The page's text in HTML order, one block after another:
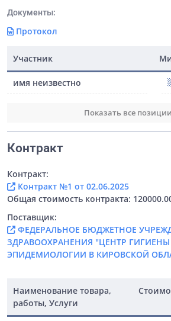
Документы:
Протокол
Участник
имя неизвестно
Показать все позиции
Контракт
Контракт:
Контракт №1 от 02.06.2025
Общая стоимость контракта:
Поставщик:
ФЕДЕРАЛЬНОЕ БЮДЖЕТНОЕ
ЗДРАВООХРАНЕНИЯ "ЦЕНТР
ЭПИДЕМИОЛОГИИ В КИРОВСКОЙ
Наименование товара,
работы, Услуги